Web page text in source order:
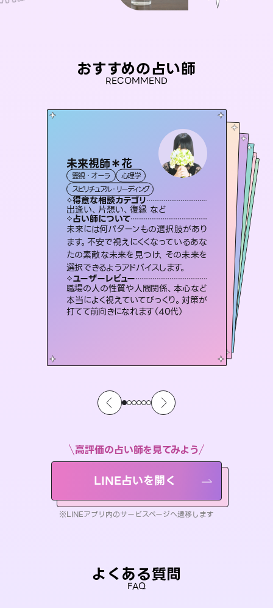
おすすめの占い師
RECOMMEND
未来視師＊花
霊視・オーラ
心理学
スピリチュアル・リーディング
得意な相談カテゴリ
出逢い、片想い、復縁 など
占い師について
未来には何パターンもの選択肢があり
ます。不安で視えにくくなっているあな
たの素敵な未来を見つけ、その未来を
選択できるようアドバイスします。
ユーザーレビュー
職場の人の性質や人間関係、本心など
本当によく視えていてびっくり。対策が
打てて前向きになれます（40代）
おう 霊感オラクル
霊視・オーラ
オラクルカード
得意な相談カテゴリ
恋愛総合、あの人の気持ち など
占い師について
霊視×オラクルカードを使って「今」と
「未来」そして「気になるあの人の気持
ち」まで丁寧に読み解き、恋や人生のヒ
ントを優しく引き出します。
ユーザーレビュー
不安な気持ちが嘘みたいに晴れまし
た…！よく視えていらっしゃるんだなと
感じました（40代 女性）
アイリス -iris-
西洋占星術 タロット
ルーン
得意な相談カテゴリ
恋愛総合、片想い、二人の未来 など
占い師について
復縁、恋愛、不倫の行方、同性愛や片
思い、仕事関係や借金問題まで知りた
いことや心の負担になっていることを
紐解き、背中をそっと押して導きます。
ユーザーレビュー
安心感のあり、言い切ってくれる所や濁
さない鑑定のおかげで、毎回自分の気
持ちを整えられます（30代 男性）
彗望（すいぼう
霊視・オーラ
スピリチュアル・リーディング
得意な相談カテゴリ
片想い、あの人の気持ち、復縁 など
占い師について
3,700年以上の歴史を持つ東洋最古の占術「易占」で詳細まで占い、幸せへ向かう道筋を示します。厳しい結果にも具体的な対策をお伝えします。
ユーザーレビュー
複雑な背景もしっかり聞いて鑑定して
いただけました。気持ちが楽になりまし
た（50代 女性）
桃源珠羽
霊視・オーラ
スピリチュアル・リーディング
得意な相談カテゴリ
片想い、あの人の気持ち、復縁 など
占い師について
恋愛のお悩みの中でも特に「曖昧な関
係」の相談を得意としており、友達以上
恋人未満なお相手との今後や本音を丁
寧に読み解き恋愛成就へと導きます。
ユーザーレビュー
鑑定していただいてアドバイス通りに行
動すると仲が復活してきました。ありが
とうございました（40代 女性）
セラピスト理恵
霊視・オーラ タロット
スピリチュアル・リーディング
得意な相談カテゴリ
片想い、二人の未来、年の差 など
占い師について
連絡再開、復縁、成就などの報告実績
多数。セラピストとして2万超の施術経
験があるからこそできる鑑定で、より良
い未来をサポートします。
ユーザーレビュー
とても心温まる鑑定でした。しかもこち
らは何も言っていないのに視えていらっ
しゃるんだなと驚きです（30代女性）
高評価の占い師を見てみよう
LINE占いを開く
※LINEアプリ内のサービスページへ遷移します
よくある質問
FAQ